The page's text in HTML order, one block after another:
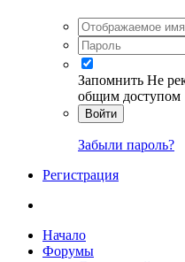
Запомнить Не
общим доступом
Войти
Забыли пароль?
Регистрация
Начало
Форумы